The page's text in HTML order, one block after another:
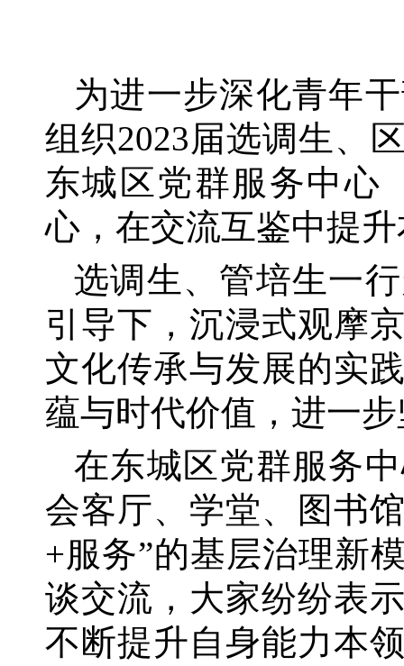
为进一步深化青年
组织2023届选调生、
东城区党群服务中心
心，在交流互鉴中提
选调生、管培生一
引导下，沉浸式观摩
文化传承与发展的实
蕴与时代价值，进一
在东城区党群服务
会客厅、学堂、图书
+服务”的基层治理新
谈交流，大家纷纷表
不断提升自身能力本